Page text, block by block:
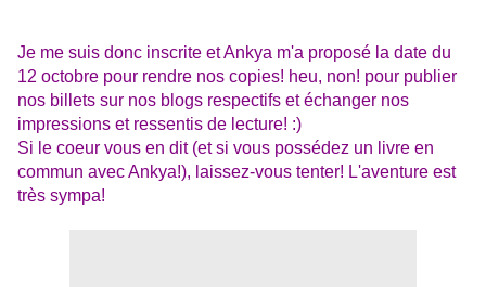
Je me suis donc inscrite et Ankya m'a proposé la date du
12 octobre pour rendre nos copies! heu, non! pour publier
nos billets sur nos blogs respectifs et échanger nos
impressions et ressentis de lecture! :)
Si le coeur vous en dit (et si vous possédez un livre en
commun avec Ankya!), laissez-vous tenter! L'aventure est
très sympa!